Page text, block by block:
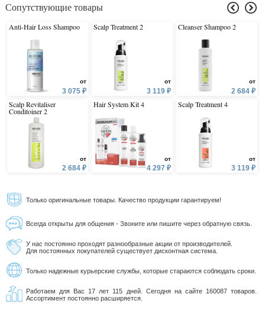
Сопутствующие товары
Anti-Hair Loss Shampoo
от
3 075 ₽
Scalp Revitaliser
Conditoiner 2
от
2 684 ₽
Scalp Treatment 2
от
3 119 ₽
Hair System Kit 4
от
4 297 ₽
Cleanser Shampoo 2
от
2 684 ₽
Scalp Treatment 4
от
3 119 ₽
Только оригинальные товары. Качество продукции гарантируем!
Всегда открыты для общения - Звоните или пишите через обратную связь.
У нас постоянно проходят разнообразные акции от производителей.
Для постоянных покупателей существует дисконтная система.
Только надежные курьерские службы, которые стараются соблюдать сроки.
Работаем для Вас 17 лет 115 дней. Сегодня на сайте 160087 товаров.
Ассортимент постоянно расширяется.